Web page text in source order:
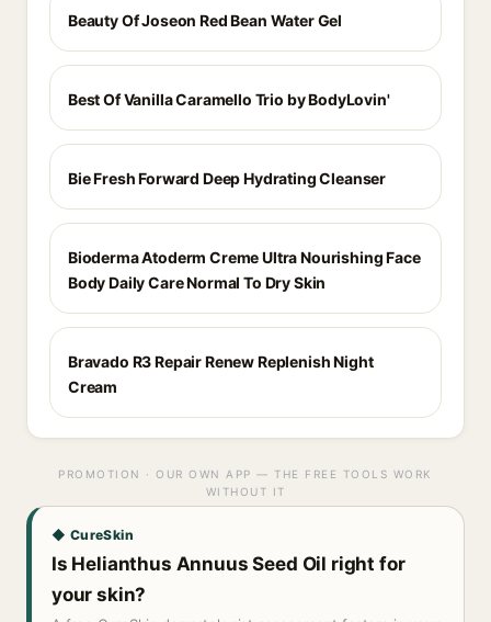
Beauty Of Joseon Red Bean Water Gel
Best Of Vanilla Caramello Trio by BodyLovin'
Bie Fresh Forward Deep Hydrating Cleanser
Bioderma Atoderm Creme Ultra Nourishing Face
Body Daily Care Normal To Dry Skin
Bravado R3 Repair Renew Replenish Night
Cream
PROMOTION · OUR OWN APP — THE FREE TOOLS WORK
WITHOUT IT
◆ CureSkin
Is Helianthus Annuus Seed Oil right for
your skin?